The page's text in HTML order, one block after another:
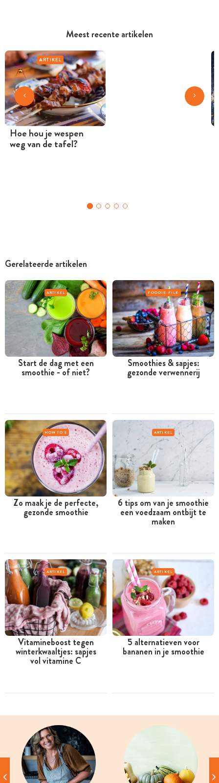
Meest recente artikelen
ARTIKEL
Hoe hou je wespen
weg van de tafel?
Gerelateerde artikelen
ARTIKEL
Start de dag met een
smoothie - of niet?
FOODIE FILE
Smoothies & sapjes:
gezonde verwennerij
HOW TO'S
Zo maak je de perfecte,
gezonde smoothie
ARTIKEL
6 tips om van je smoothie
een voedzaam ontbijt te
maken
ARTIKEL
Vitamineboost tegen
winterkwaaltjes: sapjes
vol vitamine C
ARTIKEL
5 alternatieven voor
bananen in je smoothie